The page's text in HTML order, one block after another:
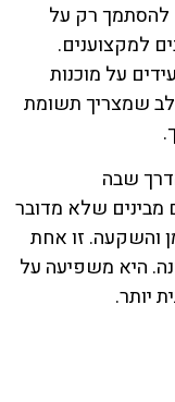
להסתמך רק על
למקצוענים.
על מוכנות
שמצריך תשומת
שבה
שלא מדובר
והשקעה. זו אחת
היא משפיעה על
יותר.